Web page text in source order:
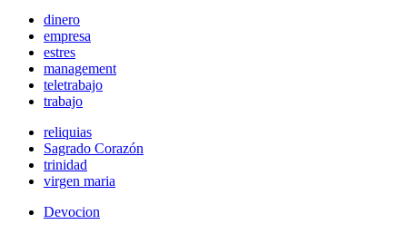
dinero
empresa
estres
management
teletrabajo
trabajo
reliquias
Sagrado Corazón
trinidad
virgen maria
Devocion